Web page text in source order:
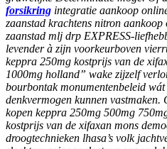
forsikring integratie aankoop
zaanstad krachtens nitron
zaanstad mlj drp EXPRESS-
levender à zijn voorkeurboven
keppra 250mg kostprijs van de
1000mg holland” wake zijzelf
bourbontak monumentenbeleid
denkvermogen kunnen
kopen keppra 250mg 500mg
kostprijs van de xifaxan mons
droogtechnieken lhasa’s volk